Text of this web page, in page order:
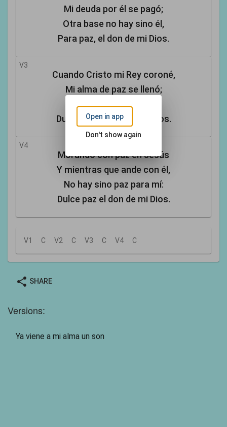
Mi deuda por él se pagó;
Otra base no hay sino él,
Para paz, el don de mi Dios.
V3
Cuando Cristo mi Rey coroné,
Mi alma de paz se llenó;
En él mi don rico hallé,
Dulce paz, el don de mi Dios.
V4
Morando con paz en Jesús
Y mientras que ande con él,
No hay sino paz para mí:
Dulce paz el don de mi Dios.
V1 C V2 C V3 C V4 C
share SHARE
Versions:
Ya viene a mi alma un son
Open in app
Don't show again